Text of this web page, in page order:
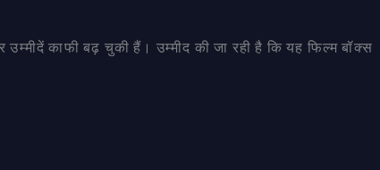
काफी बढ़ चुकी हैं। उम्मीद की जा रही है कि यह फिल्म बॉक्स